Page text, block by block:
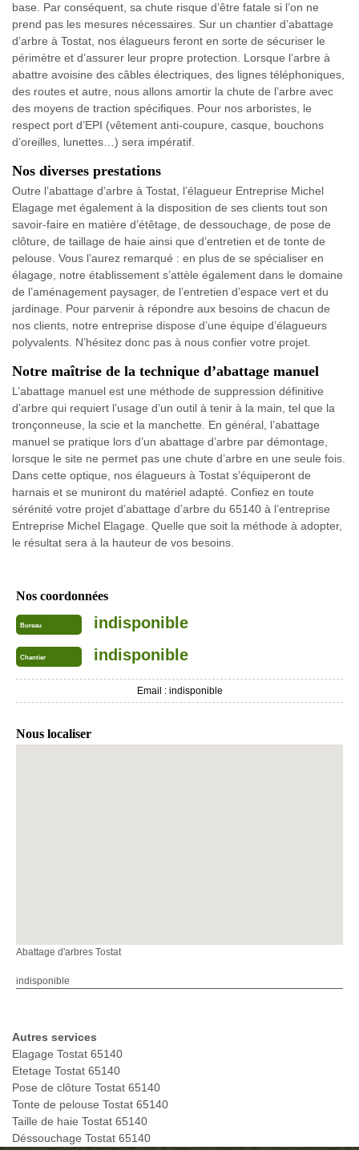
base. Par conséquent, sa chute risque d’être fatale si l’on ne
prend pas les mesures nécessaires. Sur un chantier d’abattage
d’arbre à Tostat, nos élagueurs feront en sorte de sécuriser le
périmètre et d’assurer leur propre protection. Lorsque l’arbre à
abattre avoisine des câbles électriques, des lignes téléphoniques,
des routes et autre, nous allons amortir la chute de l’arbre avec
des moyens de traction spécifiques. Pour nos arboristes, le
respect port d’EPI (vêtement anti-coupure, casque, bouchons
d’oreilles, lunettes…) sera impératif.
Nos diverses prestations
Outre l’abattage d’arbre à Tostat, l’élagueur Entreprise Michel
Elagage met également à la disposition de ses clients tout son
savoir-faire en matière d’étêtage, de dessouchage, de pose de
clôture, de taillage de haie ainsi que d’entretien et de tonte de
pelouse. Vous l’aurez remarqué : en plus de se spécialiser en
élagage, notre établissement s’attèle également dans le domaine
de l’aménagement paysager, de l’entretien d’espace vert et du
jardinage. Pour parvenir à répondre aux besoins de chacun de
nos clients, notre entreprise dispose d’une équipe d’élagueurs
polyvalents. N’hésitez donc pas à nous confier votre projet.
Notre maîtrise de la technique d’abattage manuel
L’abattage manuel est une méthode de suppression définitive
d’arbre qui requiert l’usage d’un outil à tenir à la main, tel que la
tronçonneuse, la scie et la manchette. En général, l’abattage
manuel se pratique lors d’un abattage d’arbre par démontage,
lorsque le site ne permet pas une chute d’arbre en une seule fois.
Dans cette optique, nos élagueurs à Tostat s’équiperont de
harnais et se muniront du matériel adapté. Confiez en toute
sérénité votre projet d’abattage d’arbre du 65140 à l’entreprise
Entreprise Michel Elagage. Quelle que soit la méthode à adopter,
le résultat sera à la hauteur de vos besoins.
Nos coordonnées
Bureau indisponible
Chantier indisponible
Email : indisponible
Nous localiser
Abattage d'arbres Tostat
indisponible
Autres services
Elagage Tostat 65140
Etetage Tostat 65140
Pose de clôture Tostat 65140
Tonte de pelouse Tostat 65140
Taille de haie Tostat 65140
Déssouchage Tostat 65140